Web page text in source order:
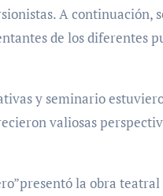
A continuación,
de los diferentes
y seminario
valiosas
la obra